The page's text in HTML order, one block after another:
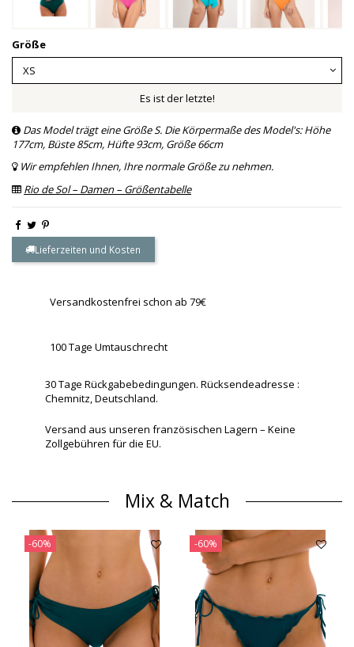
Größe
Es ist der letzte!
Das Model trägt eine Größe S. Die Körpermaße des Model's: Höhe
177cm, Büste 85cm, Hüfte 93cm, Größe 66cm
Wir empfehlen Ihnen, Ihre normale Größe zu nehmen.
Rio de Sol – Damen – Größentabelle
Lieferzeiten und Kosten
Versandkostenfrei schon ab 79€
100 Tage Umtauschrecht
30 Tage Rückgabebedingungen. Rücksendeadresse :
Chemnitz, Deutschland.
Versand aus unseren französischen Lagern – Keine
Zollgebühren für die EU.
Mix & Match
-60% -60%